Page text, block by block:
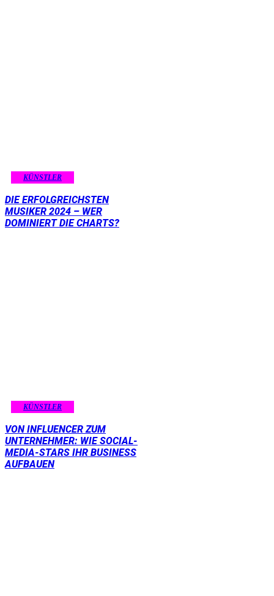
KÜNSTLER
DIE ERFOLGREICHSTEN
MUSIKER 2024 – WER
DOMINIERT DIE CHARTS?
KÜNSTLER
VON INFLUENCER ZUM
UNTERNEHMER: WIE SOCIAL-
MEDIA-STARS IHR BUSINESS
AUFBAUEN